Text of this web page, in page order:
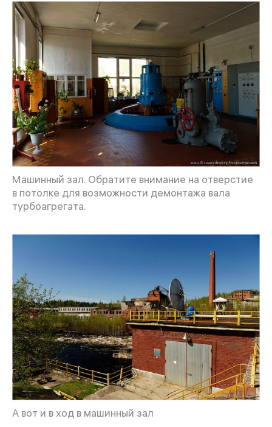
Машинный зал. Обратите внимание на отверстие
в потолке для возможности демонтажа вала
турбоагрегата.
А вот и в ход в машинный зал